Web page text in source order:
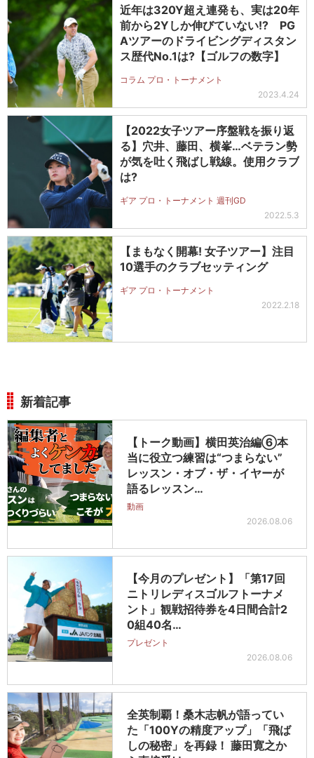
近年は320Y超え連発も、実は20年
前から2Yしか伸びていない!? PG
Aツアーのドライビングディスタン
ス歴代No.1は?【ゴルフの数字】
コラム プロ・トーナメント
2023.4.24
【2022女子ツアー序盤戦を振り返
る】穴井、藤田、横峯…ベテラン勢
が気を吐く飛ばし戦線。使用クラブ
は?
ギア プロ・トーナメント 週刊GD
2022.5.3
【まもなく開幕! 女子ツアー】注目
10選手のクラブセッティング
ギア プロ・トーナメント
2022.2.18
新着記事
【トーク動画】横田英治編⑥本
当に役立つ練習は“つまらない”
レッスン・オブ・ザ・イヤーが
語るレッスン…
動画
2026.08.06
【今月のプレゼント】「第17回
ニトリレディスゴルフトーナメ
ント」観戦招待券を4日間合計2
0組40名…
プレゼント
2026.08.06
全英制覇！桑木志帆が語ってい
た「100Yの精度アップ」「飛ば
しの秘密」を再録！ 藤田寛之か